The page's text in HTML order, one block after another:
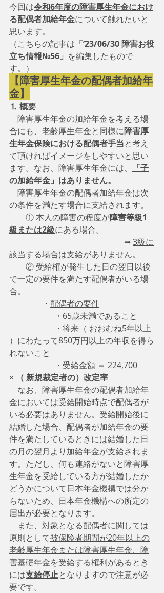
今回は令和6年度の障害厚生年金におけ
る配偶者加給年金について触れたいと
思います。
（こちらの記事は 「’23/06/30 障害お役
立ち情報№56」 を編集したもので
す。）
【障害厚生年金の配偶者加給年
金】
⒈ 概要
障害厚生年金の加給年金を考える場
合にも、老齢厚生年金と同様に障害厚
生年金保険における配偶者手当と考え
て頂ければイメージをしやすいと思い
ます。なお、障害厚生年金には、
「子
の加給年金」はありません。
障害厚生年金の配偶者加給年金は次
の条件を満たす場合に支給されます。
① 本人の障害の程度が障害等級1
級または2級にある場合。
➟ 3級に
該当する場合は支給がありません。
② 受給権が発生した日の翌日以後
で一定の要件を満たす配偶者がいる場
合。
・ 配偶者の要件
・65歳未満であること
・将来（ おおむね5年以上
）にわたって850万円以上の年収を得ら
れないこと
・受給金額 ＝ 224,700
×
（ 新規裁定者の） 改定率
なお、障害厚生年金の配偶者加給年
金においては受給開始時点で配偶者が
いる必要はありません。受給開始後に
結婚した場合、配偶者が加給年金の要
件を満たしているときには結婚した日
の月の翌月より加給年金が支給されま
す。ただし、何も連絡がないと障害厚
生年金を受給している方が結婚したか
どうかについて日本年金機構では分か
らないため、日本年金機構への所定の
届出が必要となります。
また、対象となる配偶者に関しては
原則として被保険者期間が20年以上の
老齢厚生年金または障害厚生年金、障
害基礎年金を受給する権利があるとき
には支給停止となりますので注意が必
要です。